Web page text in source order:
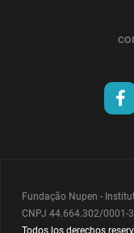
Fundação Nupen -
CNPJ 44.664.302/0001-
Todos los derechos